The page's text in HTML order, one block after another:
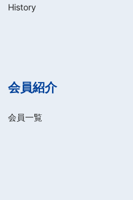
History
会員紹介
会員一覧